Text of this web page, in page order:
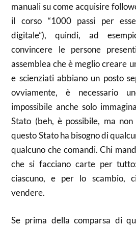
manuali su come acquisire
il corso “1000 passi per
digitale”), quindi, ad
convincere le persone
assemblea che è meglio creare
e scienziati abbiano un posto
ovviamente, è necessario
impossibile anche solo
Stato (beh, è possibile, ma
questo Stato ha bisogno di
qualcuno che comandi. Chi
che si facciano carte per
ciascuno, e per lo scambio,
vendere.
Se prima della comparsa di